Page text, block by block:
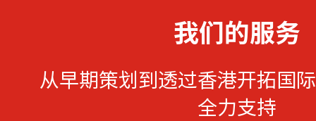
我们的服务
从早期策划到透过香港开拓国
全力支持